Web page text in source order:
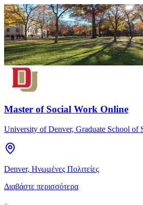
Master of Social Work Online
University of Denver, Graduate School of
Denver, Ηνωμένες Πολιτείες
Διαβάστε περισσότερα